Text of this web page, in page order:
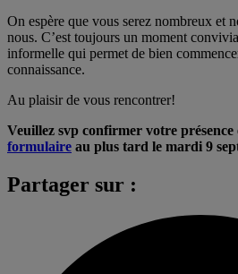
On espère que vous serez nombreux et
nous. C’est toujours un moment
informelle qui permet de bien
connaissance.
Au plaisir de vous rencontrer!
Veuillez svp confirmer votre présence
formulaire au plus tard le mardi 9
Partager sur :